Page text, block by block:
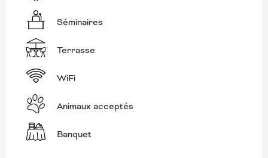
Séminaires
Terrasse
WiFi
Animaux acceptés
Banquet